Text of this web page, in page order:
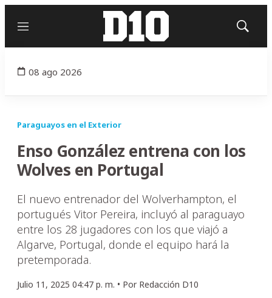
Menú
Mostrar
08 ago 2026
Paraguayos en el Exterior
Enso González entrena con los
Wolves en Portugal
El nuevo entrenador del Wolverhampton, el
portugués Vitor Pereira, incluyó al paraguayo
entre los 28 jugadores con los que viajó a
Algarve, Portugal, donde el equipo hará la
pretemporada.
Julio 11, 2025 04:47 p. m. • Por Redacción D10